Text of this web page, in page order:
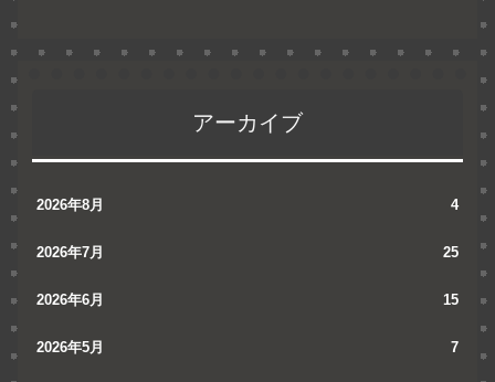
アーカイブ
2026年8月 4
2026年7月 25
2026年6月 15
2026年5月 7